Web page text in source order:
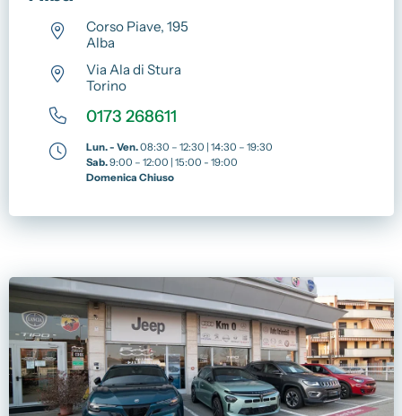
Corso Piave, 195
Alba
Via Ala di Stura
Torino
0173 268611
Lun. - Ven.08:30 – 12:30 | 14:30 – 19:30
Sab.9:00 – 12:00 | 15:00 - 19:00
Domenica Chiuso